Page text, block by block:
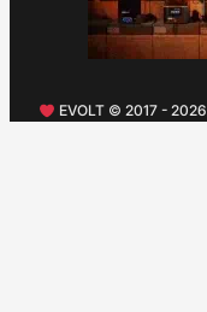
EVOLT © 2017 - 2026